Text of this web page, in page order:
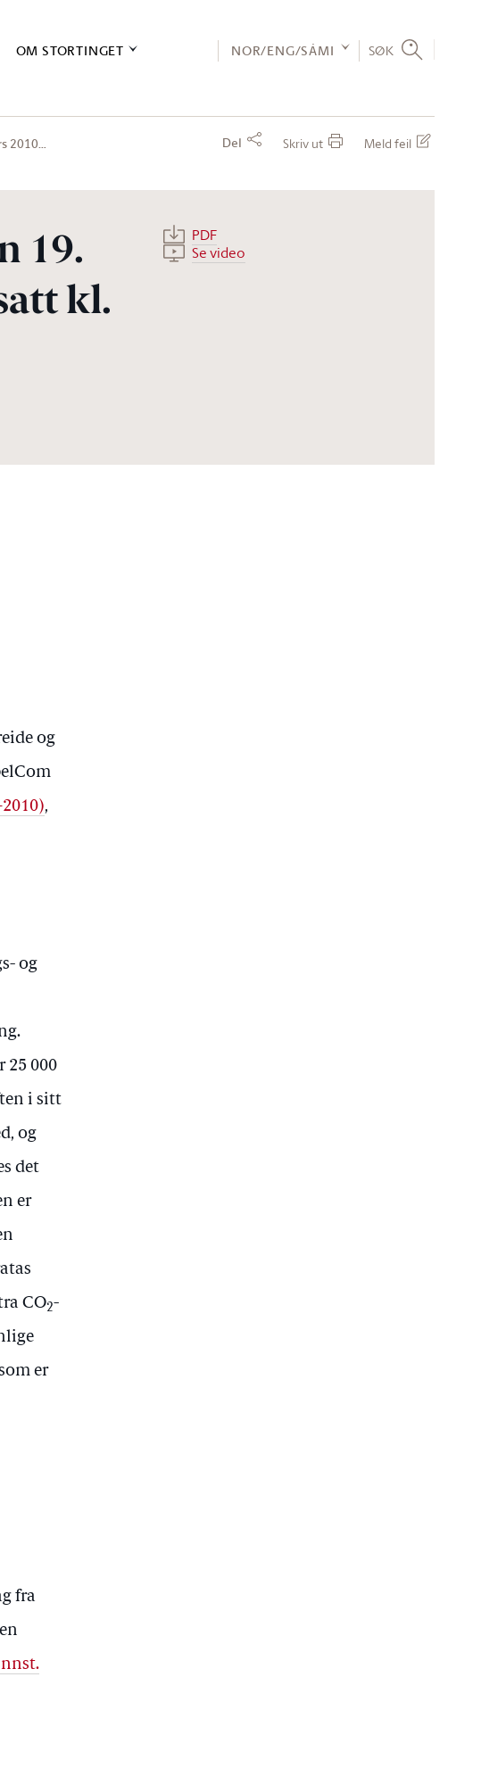
OM STORTINGET NOR/ENG/SÁMI SØK
2010… Del Skriv ut Meld feil
19.
kl.
PDF
Se video
og
,
og
25 000
i sitt
og
det
er
CO2-
er
fra